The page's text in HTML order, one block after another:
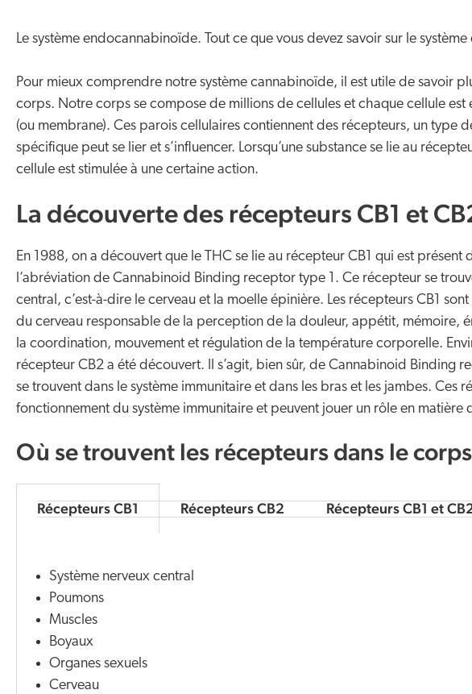
Le système endocannabinoïde. Tout ce que vous devez savoir sur le
Pour mieux comprendre notre système cannabinoïde, il est utile de savoir
corps. Notre corps se compose de millions de cellules et chaque cellule est
(ou membrane). Ces parois cellulaires contiennent des récepteurs, un type
spécifique peut se lier et s’influencer. Lorsqu’une substance se lie au
cellule est stimulée à une certaine action.
La découverte des récepteurs CB1 et
En 1988, on a découvert que le THC se lie au récepteur CB1 qui est présent
l’abréviation de Cannabinoid Binding receptor type 1. Ce récepteur se
central, c’est-à-dire le cerveau et la moelle épinière. Les récepteurs CB1
du cerveau responsable de la perception de la douleur, appétit, mémoire,
la coordination, mouvement et régulation de la température corporelle.
récepteur CB2 a été découvert. Il s’agit, bien sûr, de Cannabinoid Binding
se trouvent dans le système immunitaire et dans les bras et les jambes. Ces
fonctionnement du système immunitaire et peuvent jouer un rôle en matière
Où se trouvent les récepteurs dans le
Récepteurs CB1 Récepteurs CB2 Récepteurs CB1 et
Système nerveux central
Poumons
Muscles
Boyaux
Organes sexuels
Cerveau